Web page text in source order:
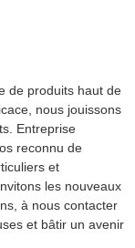
de produits haut de
nous jouissons
Entreprise
reconnu de
et
les nouveaux
à nous contacter
et bâtir un avenir